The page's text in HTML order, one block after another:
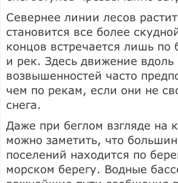
Севернее линии лесов
становится все более
концов встречается лишь по
и рек. Здесь движение вдоль
возвышенностей часто
чем по рекам, если они не
снега.
Даже при беглом взгляде на
можно заметить, что
поселений находится по
морском берегу. Водные